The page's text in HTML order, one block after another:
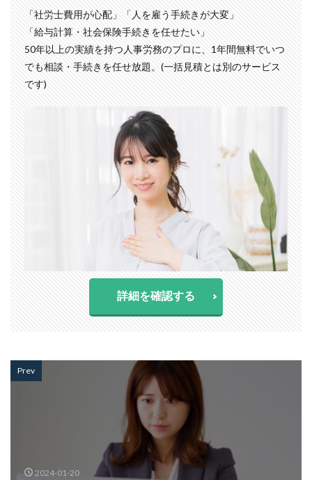
「社労士費用が心配」「人を雇う手続きが大変」
「給与計算・社会保険手続きを任せたい」
50年以上の実績を持つ人事労務のプロに、1年間無料でいつ
でも相談・手続きを任せ放題。(一括見積とは別のサービス
です)
詳細を確認する
Prev
2024-01-20